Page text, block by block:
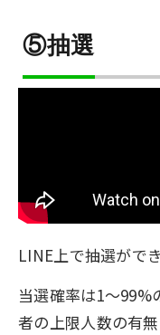
⑤抽選
LINE上で抽選がで
当選確率は1～99%
者の上限人数の有無